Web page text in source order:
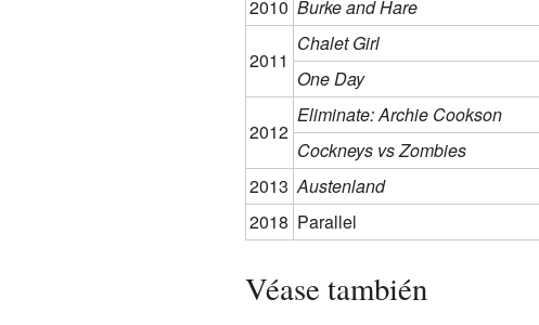
2010 Burke and Hare
2011
Chalet Girl
One Day
2012
Eliminate: Archie Cookson
Cockneys vs Zombies
2013 Austenland
2018 Parallel
Véase también